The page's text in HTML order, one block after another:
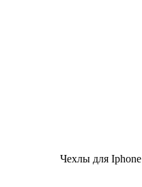
Чехлы для Iphone